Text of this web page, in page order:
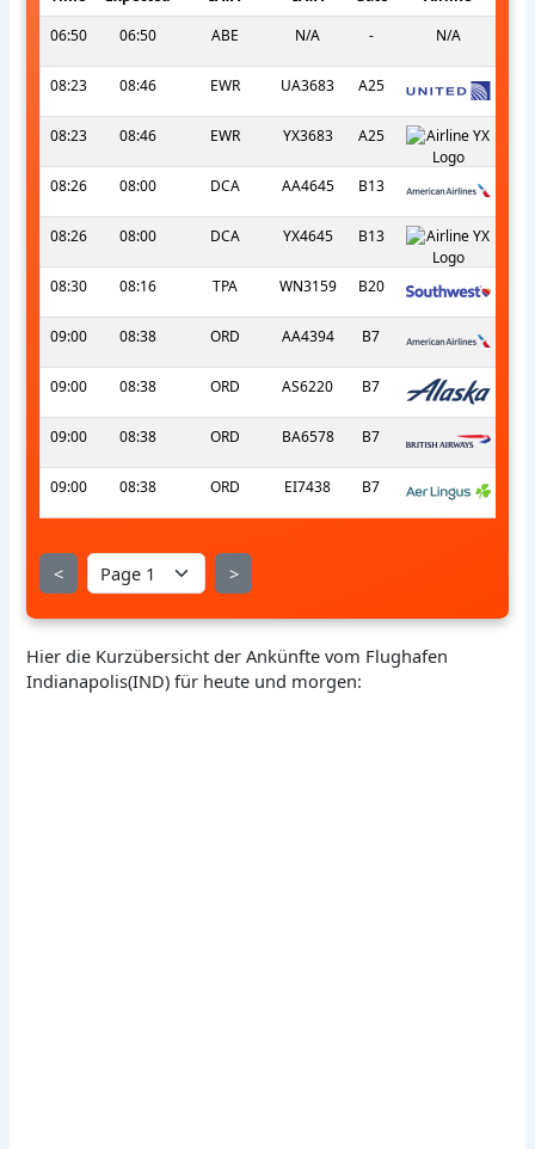
06:50
06:50 ABE N/A - N/A
08:23 08:46 EWR UA3683 A25
08:23 08:46 EWR YX3683 A25
08:26 08:00 DCA AA4645 B13
08:26 08:00 DCA YX4645 B13
08:30 08:16 TPA WN3159 B20
09:00 08:38 ORD AA4394 B7
09:00 08:38 ORD AS6220 B7
09:00 08:38 ORD BA6578 B7
09:00 08:38 ORD EI7438 B7
< >
Hier die Kurzübersicht der Ankünfte vom Flughafen
Indianapolis(IND) für heute und morgen: